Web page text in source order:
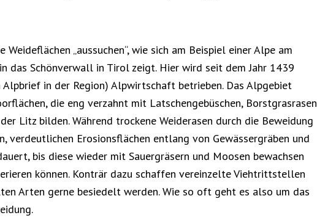
„aussuchen“, wie sich am Beispiel einer Alpe am
das Schönverwall in Tirol zeigt. Hier wird seit dem Jahr 1439
in der Region) Alpwirtschaft betrieben. Das Alpgebiet
die eng verzahnt mit Latschengebüschen, Borstgrasrasen
Litz bilden. Während trockene Weiderasen durch die Beweidung
verdeutlichen Erosionsflächen entlang von Gewässergräben und
bis diese wieder mit Sauergräsern und Moosen bewachsen
können. Konträr dazu schaffen vereinzelte Viehtrittstellen
Arten gerne besiedelt werden. Wie so oft geht es also um das